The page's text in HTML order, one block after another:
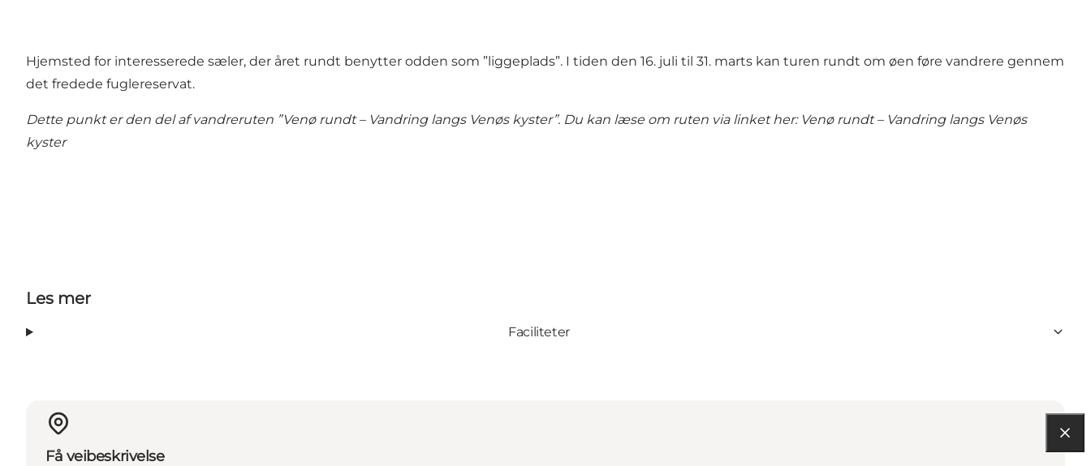
Hjemsted for interesserede sæler, der året rundt benytter odden som ”liggeplads”. I tiden den 16. juli til 31. marts kan turen rundt om øen føre vandrere gennem
det fredede fuglereservat.
Dette punkt er den del af vandreruten ”Venø rundt – Vandring langs Venøs kyster”. Du kan læse om ruten via linket her: Venø rundt – Vandring langs Venøs
kyster
Les mer
Faciliteter
Få veibeskrivelse